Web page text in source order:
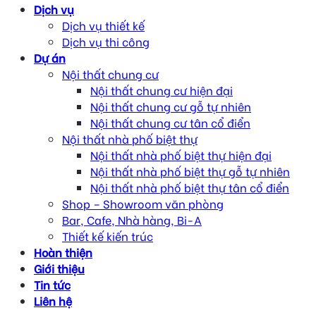
Dịch vụ
Dịch vụ thiết kế
Dịch vụ thi công
Dự án
Nội thất chung cư
Nội thất chung cư hiện đại
Nội thất chung cư gỗ tự nhiên
Nội thất chung cư tân cổ điển
Nội thất nhà phố biệt thự
Nội thất nhà phố biệt thự hiện đại
Nội thất nhà phố biệt thự gỗ tự nhiên
Nội thất nhà phố biệt thự tân cổ điển
Shop – Showroom văn phòng
Bar, Cafe, Nhà hàng, Bi-A
Thiết kế kiến trúc
Hoàn thiện
Giới thiệu
Tin tức
Liên hệ